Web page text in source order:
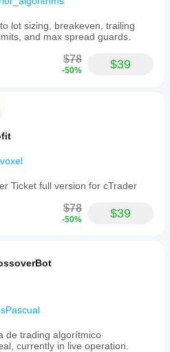
lot sizing, breakeven, trailing
and max spread guards.
$78
-50% $39
Ticket full version for cTrader
$78
-50% $39
de trading algorítmico
currently in live operation.